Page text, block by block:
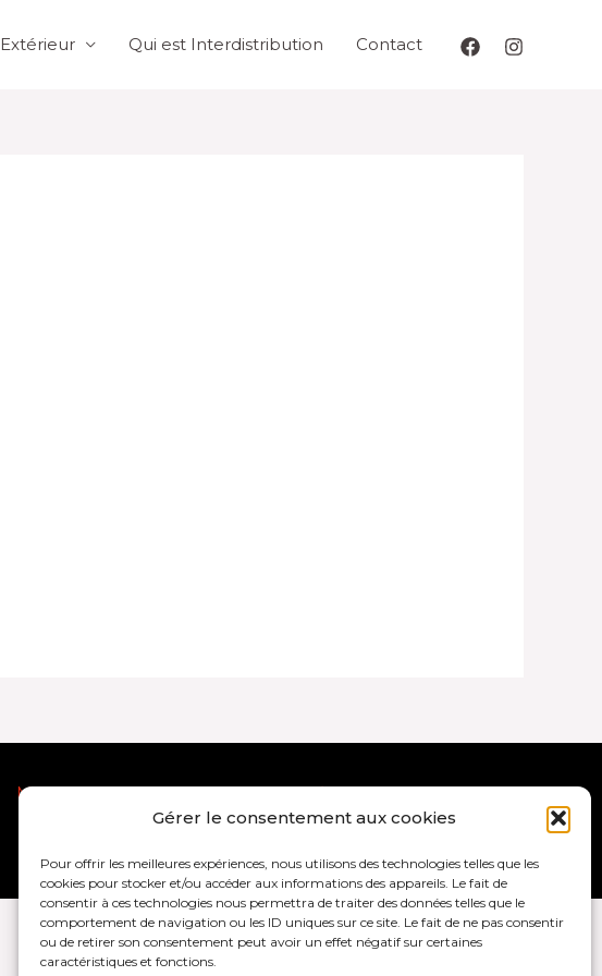
Gérer le consentement aux cookies
Pour offrir les meilleures expériences, nous utilisons des technologies telles que les
cookies pour stocker et/ou accéder aux informations des appareils. Le fait de
consentir à ces technologies nous permettra de traiter des données telles que le
comportement de navigation ou les ID uniques sur ce site. Le fait de ne pas consentir
ou de retirer son consentement peut avoir un effet négatif sur certaines
caractéristiques et fonctions.
Extérieur Qui est Interdistribution Contact
Mentions légales et politique de confidentialité